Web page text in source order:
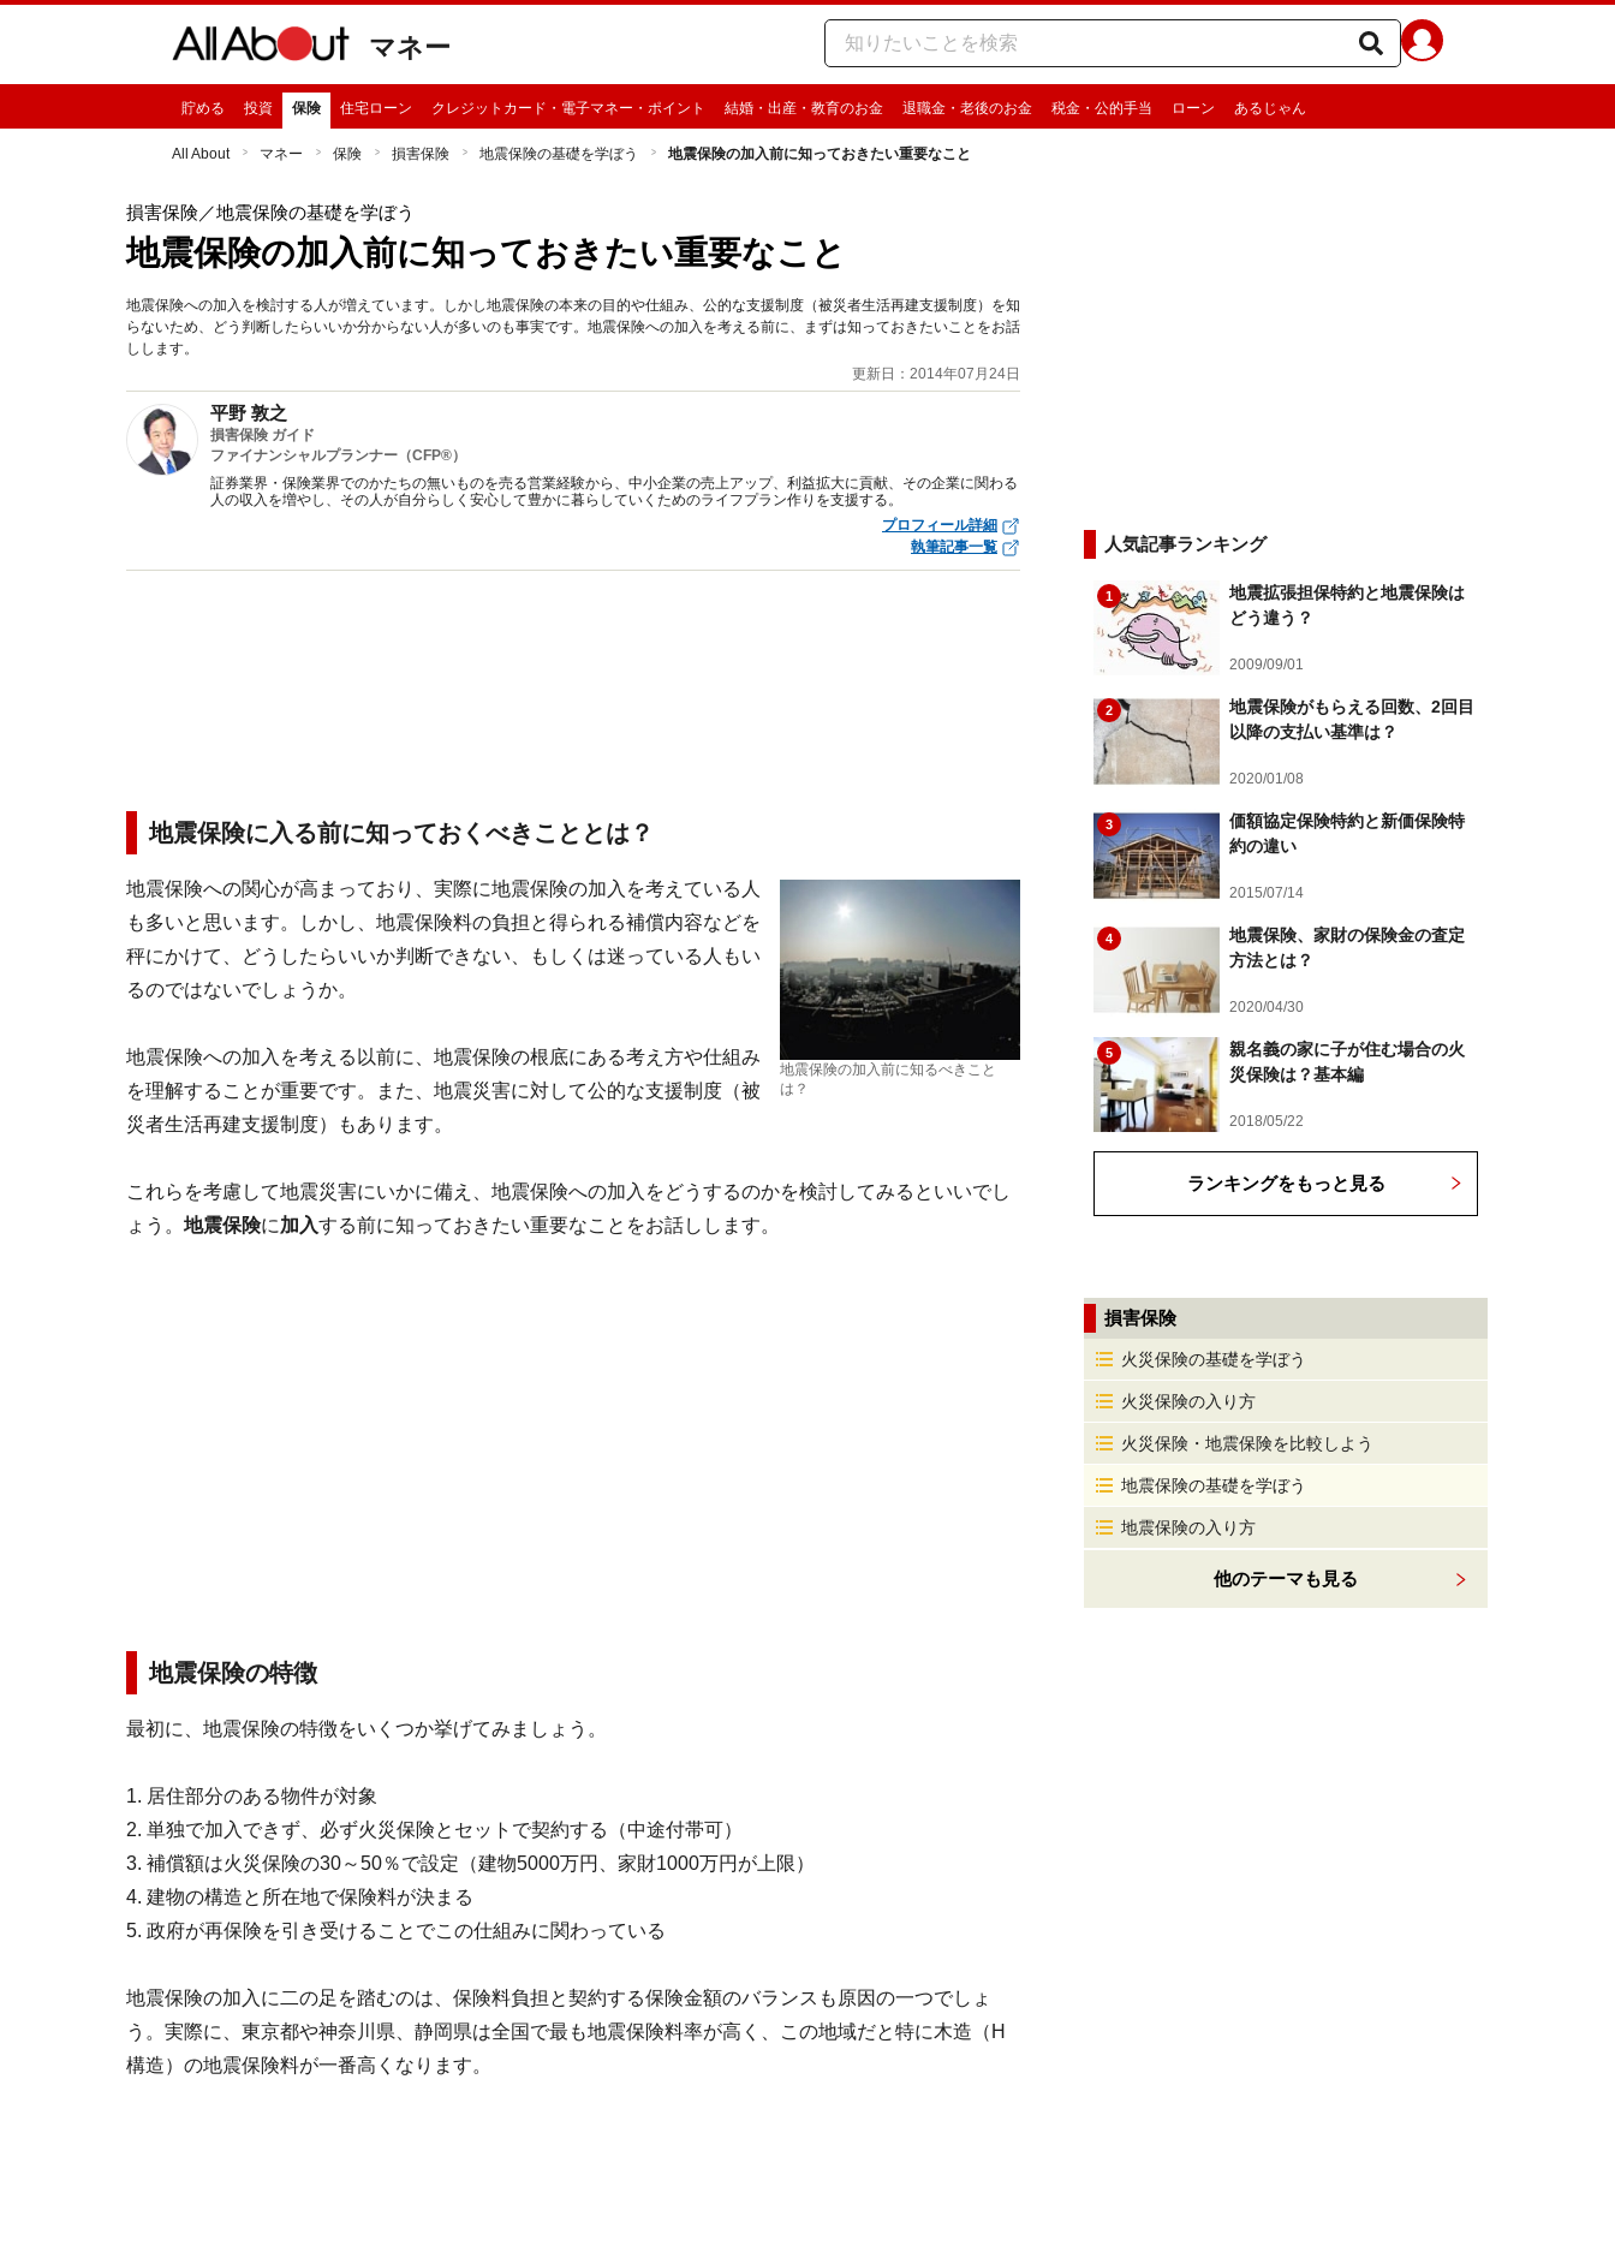
マネー
貯める 投資 保険 住宅ローン クレジットカード・電子マネー・ポイント 結婚・出産・教育のお金 退職金・老後のお金 税金・公的手当 ローン あるじゃん
All About マネー 保険 損害保険 地震保険の基礎を学ぼう 地震保険の加入前に知っておきたい重要なこと
損害保険／地震保険の基礎を学ぼう
地震保険の加入前に知っておきたい重要なこと
地震保険への加入を検討する人が増えています。しかし地震保険の本来の目的や仕組み、公的な支援制度（被災者生活再建支援制度）を知
らないため、どう判断したらいいか分からない人が多いのも事実です。地震保険への加入を考える前に、まずは知っておきたいことをお話
しします。
更新日：2014年07月24日
平野 敦之
損害保険 ガイド
ファイナンシャルプランナー（CFP®）
証券業界・保険業界でのかたちの無いものを売る営業経験から、中小企業の売上アップ、利益拡大に貢献、その企業に関わる
人の収入を増やし、その人が自分らしく安心して豊かに暮らしていくためのライフプラン作りを支援する。
プロフィール詳細
執筆記事一覧
地震保険に入る前に知っておくべきこととは？
地震保険の加入前に知るべきこと
は？
地震保険への関心が高まっており、実際に地震保険の加入を考えている人
も多いと思います。しかし、地震保険料の負担と得られる補償内容などを
秤にかけて、どうしたらいいか判断できない、もしくは迷っている人もい
るのではないでしょうか。
地震保険への加入を考える以前に、地震保険の根底にある考え方や仕組み
を理解することが重要です。また、地震災害に対して公的な支援制度（被
災者生活再建支援制度）もあります。
これらを考慮して地震災害にいかに備え、地震保険への加入をどうするのかを検討してみるといいでし
ょう。 地震保険に加入する前に知っておきたい重要なことをお話しします。
地震保険の特徴
最初に、地震保険の特徴をいくつか挙げてみましょう。
1. 居住部分のある物件が対象
2. 単独で加入できず、必ず火災保険とセットで契約する（中途付帯可）
3. 補償額は火災保険の30～50％で設定（建物5000万円、家財1000万円が上限）
4. 建物の構造と所在地で保険料が決まる
5. 政府が再保険を引き受けることでこの仕組みに関わっている
地震保険の加入に二の足を踏むのは、保険料負担と契約する保険金額のバランスも原因の一つでしょ
う。実際に、東京都や神奈川県、静岡県は全国で最も地震保険料率が高く、この地域だと特に木造（H
構造）の地震保険料が一番高くなります。
人気記事ランキング
1
地震拡張担保特約と地震保険は
どう違う？
2009/09/01
2
地震保険がもらえる回数、2回目
以降の支払い基準は？
2020/01/08
3
価額協定保険特約と新価保険特
約の違い
2015/07/14
4
地震保険、家財の保険金の査定
方法とは？
2020/04/30
5
親名義の家に子が住む場合の火
災保険は？基本編
2018/05/22
ランキングをもっと見る
損害保険
火災保険の基礎を学ぼう
火災保険の入り方
火災保険・地震保険を比較しよう
地震保険の基礎を学ぼう
地震保険の入り方
他のテーマも見る